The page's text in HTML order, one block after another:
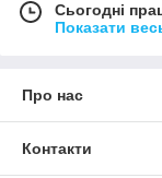
Сьогодні
Показати
Про нас
Контакти